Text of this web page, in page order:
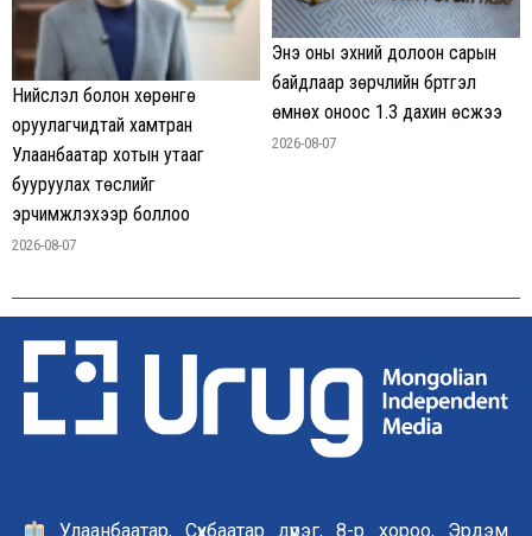
Нийслэл болон хөрөнгө
оруулагчидтай хамтран
Улаанбаатар хотын утааг
бууруулах төслийг
эрчимжүүлэхээр боллоо
2026-08-07
Энэ оны эхний долоон сарын
байдлаар зөрчлийн бүртгэл
өмнөх оноос 1.3 дахин өсжээ
2026-08-07
Улаанбаатар, Сүхбаатар дүүрэг, 8-р хороо, Эрдэм